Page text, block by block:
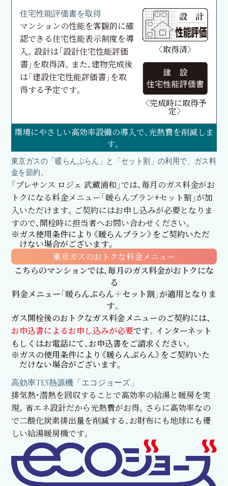
住宅性能評価書を取得
マンションの性能を客観的に確
認できる住宅性能表示制度を導
入。設計は「設計住宅性能評価
書」を取得済。また、建物完成後
は「建設住宅性能評価書」を取
得する予定です。
〈取得済〉
〈完成時に取得予
定〉
環境にやさしい高効率設備の導入で、光熱費を削減しま
す。
東京ガスの「暖らんぷらん」と「セット割」の利用で、ガス料
金を節約。
「プレサンス ロジェ 武蔵浦和」では、毎月のガス料金がお
トクになる料金メニュー「暖らんプラン+セット割」が加
入いただけます。ご契約にはお申し込みが必要となりま
すので、開栓時に担当者へお問い合わせください。
※ガス使用条件により《暖らんプラン》をご契約いただ
けない場合がございます。
東京ガスのおトクな料金メニュー
こちらのマンションでは、毎月のガス料金がおトクにな
る
料金メニュー「暖らんぷらん＋セット割」が適用となりま
す。
ガス開栓後のおトクなガス料金メニューのご契約には、
お申込書によるお申し込みが必要です。インターネット
もしくはお電話にて、お申込書をご請求ください。
※ガスの使用条件により《暖らんぷらん》をご契約いた
だけない場合がございます。
高効率TES熱源機 「エコジョーズ」
排気熱・潜熱を回収することで高効率の給湯と暖房を実
現。省エネ設計だから光熱費がお得。さらに高効率なの
で二酸化炭素排出量を削減する、お財布にも地球にも優
しい給湯暖房機です。